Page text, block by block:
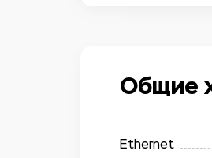
Общие
Ethernet